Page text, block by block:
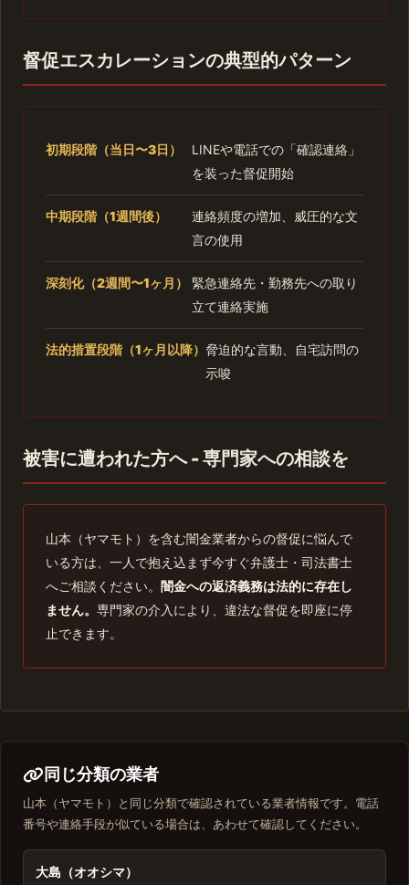
督促エスカレーションの典型的パターン
初期段階（当日〜3日）
LINEや電話での「確認連絡」
を装った督促開始
中期段階（1週間後）
連絡頻度の増加、威圧的な文
言の使用
深刻化（2週間〜1ヶ月）
緊急連絡先・勤務先への取り
立て連絡実施
法的措置段階（1ヶ月以降） 脅迫的な言動、自宅訪問の
示唆
被害に遭われた方へ - 専門家への相談を
山本（ヤマモト）を含む闇金業者からの督促に悩んで
いる方は、一人で抱え込まず今すぐ弁護士・司法書士
へご相談ください。 闇金への返済義務は法的に存在し
ません。 専門家の介入により、違法な督促を即座に停
止できます。
同じ分類の業者
山本（ヤマモト）と同じ分類で確認されている業者情報です。電話
番号や連絡手段が似ている場合は、あわせて確認してください。
大島（オオシマ）